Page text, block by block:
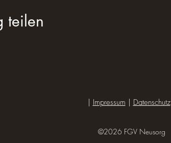
teilen
Impressum Datenschutz|
©2026 FGV Neusorg